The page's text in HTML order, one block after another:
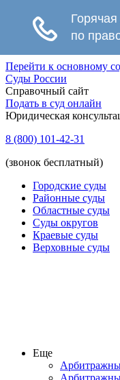
Перейти к основному
Суды России
Справочный сайт
Подать в суд онлайн
Юридическая
8 (800) 101-42-31
(звонок бесплатный)
Городские суды
Районные суды
Областные суды
Суды округов
Краевые суды
Верховные суды
Еще